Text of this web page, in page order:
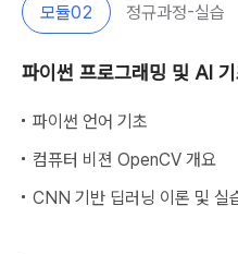
모듈02 정규과정-실습
파이썬 프로그래밍 및 AI
파이썬 언어 기초
컴퓨터 비젼 OpenCV 개요
CNN 기반 딥러닝 이론 및 실